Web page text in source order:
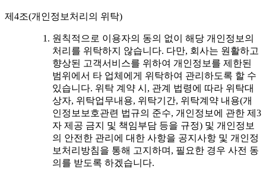
제4조(개인정보처리의 위탁)
원칙적으로 이용자의 동의 없이 해당 개인정보의
처리를 위탁하지 않습니다. 다만, 회사는 원활하고
향상된 고객서비스를 위하여 개인정보를 제한된
범위에서 타 업체에게 위탁하여 관리하도록 할 수
있습니다. 위탁 계약 시, 관계 법령에 따라 위탁대
상자, 위탁업무내용, 위탁기간, 위탁계약 내용(개
인정보보호관련 법규의 준수, 개인정보에 관한 제3
자 제공 금지 및 책임부담 등을 규정) 및 개인정보
의 안전한 관리에 대한 사항을 공지사항 및 개인정
보처리방침을 통해 고지하며, 필요한 경우 사전 동
의를 받도록 하겠습니다.